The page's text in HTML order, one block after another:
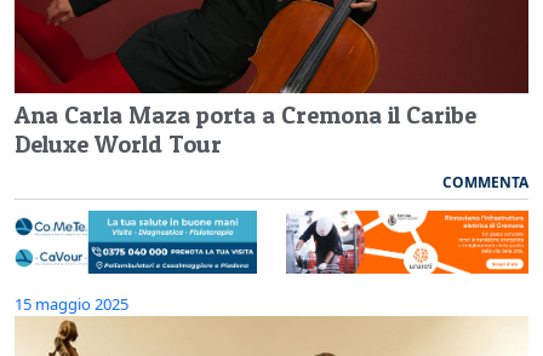
Ana Carla Maza porta a Cremona il Caribe
Deluxe World Tour
COMMENTA
15 maggio 2025